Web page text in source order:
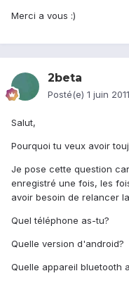
Merci a vous :)
2beta
Posté(e) 1 juin 2011
Salut,
Pourquoi tu veux avoir
Je pose cette question
enregistré une fois, les
avoir besoin de relancer
Quel téléphone as-tu?
Quelle version d'android?
Quelle appareil bluetooth